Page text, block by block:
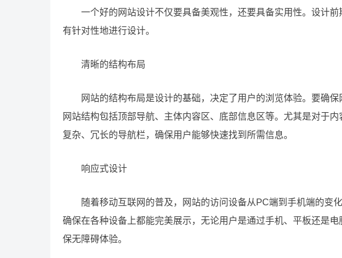
一个好的网站设计不仅要具备美观性，还要具备实用性。设计前
有针对性地进行设计。
清晰的结构布局
网站的结构布局是设计的基础，决定了用户的浏览体验。要确保
网站结构包括顶部导航、主体内容区、底部信息区等。尤其是对于
复杂、冗长的导航栏，确保用户能够快速找到所需信息。
响应式设计
随着移动互联网的普及，网站的访问设备从PC端到手机端的变
确保在各种设备上都能完美展示，无论用户是通过手机、平板还是
保无障碍体验。